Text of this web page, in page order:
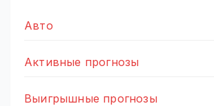
Авто
Активные прогнозы
Выигрышные прогнозы